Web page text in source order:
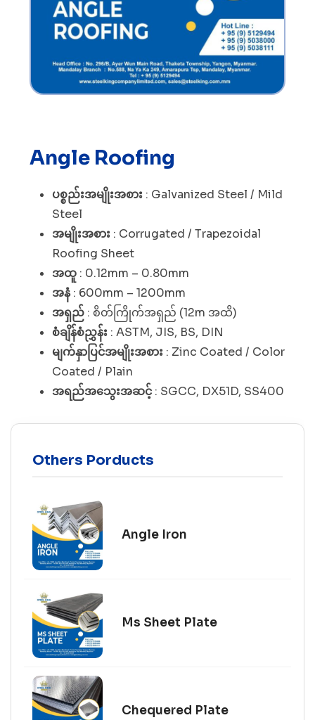
Angle Roofing
ပစ္စည်းအမျိုးအစား : Galvanized Steel / Mild
Steel
အမျိုးအစား : Corrugated / Trapezoidal
Roofing Sheet
အထူ : 0.12mm – 0.80mm
အနံ: 600mm – 1200mm
အရှည် : စိတ်ကြိုက်အရှည် (12m အထိ)
စံချိန်စံညွှန်း : ASTM, JIS, BS, DIN
မျက်နှာပြင်အမျိုးအစား : Zinc Coated / Color
Coated / Plain
အရည်အသွေးအဆင့် : SGCC, DX51D, SS400
Others Porducts
Angle Iron
Ms Sheet Plate
Chequered Plate